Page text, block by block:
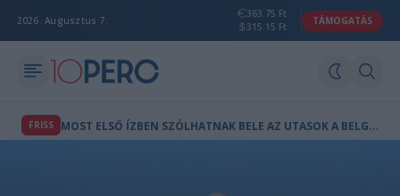
2026. Augusztus 7.
363.75 Ft
315.15 Ft
TÁMOGATÁS
FRISS M
OST ELSŐ ÍZBEN SZÓLHATNAK BELE AZ UTASOK A BELGRÁD-VONAL MENETRENDJÉBE